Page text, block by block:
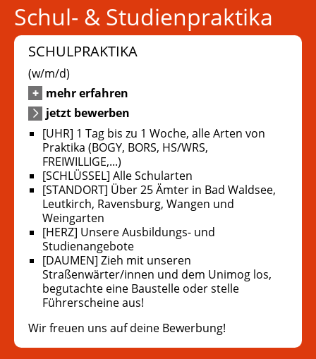
Schul- & Studienpraktika
SCHULPRAKTIKA
(w/m/d)
mehr erfahren
jetzt bewerben
[UHR] 1 Tag bis zu 1 Woche, alle Arten von
Praktika (BOGY, BORS, HS/WRS,
FREIWILLIGE,...)
[SCHLÜSSEL] Alle Schularten
[STANDORT] Über 25 Ämter in Bad Waldsee,
Leutkirch, Ravensburg, Wangen und
Weingarten
[HERZ] Unsere Ausbildungs- und
Studienangebote
[DAUMEN] Zieh mit unseren
Straßenwärter/innen und dem Unimog los,
begutachte eine Baustelle oder stelle
Führerscheine aus!
Wir freuen uns auf deine Bewerbung!